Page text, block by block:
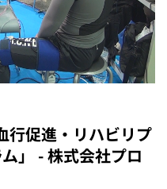
促進・リハビリプ
」 - ​株式会社プロ